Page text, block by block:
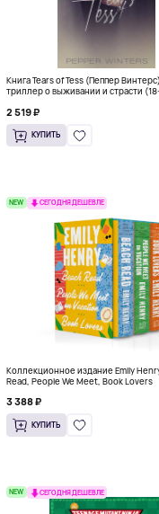
Книга Tears of Tess (Пеппер
триллер о выживании и страсти
2 519 ₽
КУПИТЬ
NEW СЕГОДНЯ ДЕШЕВЛЕ
Коллекционное издание Emily
Read, People We Meet, Book Lovers
3 388 ₽
КУПИТЬ
NEW СЕГОДНЯ ДЕШЕВЛЕ